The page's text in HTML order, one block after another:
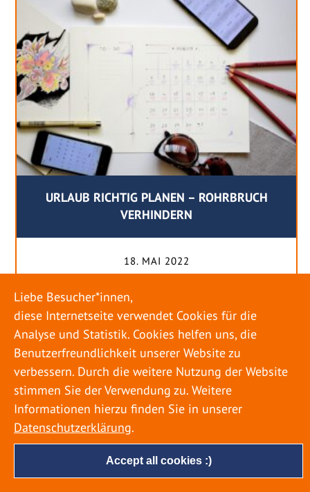
URLAUB RICHTIG PLANEN – ROHRBRUCH
VERHINDERN
18. MAI 2022
genießen ihren Urlaub. Dabei zieht es die Einen
weiter weg, die Anderen bleiben dann doch
lieber in der Heimat. Wenn Sie für eine längere
Zeit wegfahren möchten, gibt es einige Dinge zu
beachten, damit nicht anschließend eine böse
Überraschung auf Sie wartet. Um einen
möglichst entspannten Urlaub zu […]
Accept all cookies :)
Liebe Besucher*innen,
diese Internetseite verwendet Cookies für die
Analyse und Statistik. Cookies helfen uns, die
Benutzerfreundlichkeit unserer Website zu
verbessern. Durch die weitere Nutzung der Website
stimmen Sie der Verwendung zu. Weitere
Informationen hierzu finden Sie in unserer
Datenschutzerklärung.